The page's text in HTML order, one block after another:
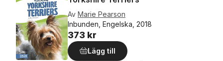
Av Marie Pearson
Inbunden, Engelska, 2018
373 kr
Lägg till